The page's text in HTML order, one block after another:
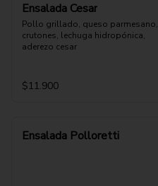
Ensalada Cesar
Pollo grillado, queso parmesano,
crutones, lechuga hidropónica,
aderezo cesar
$11.900
Ensalada Polloretti